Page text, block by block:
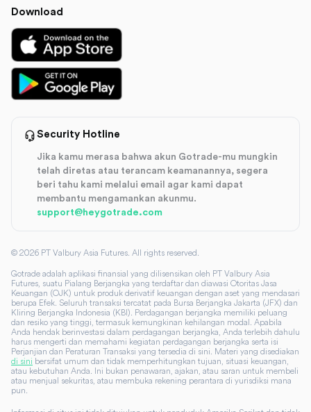
Download
Security Hotline
Jika kamu merasa bahwa akun Gotrade-mu mungkin
telah diretas atau terancam keamanannya, segera
beri tahu kami melalui email agar kami dapat
membantu mengamankan akunmu.
support@heygotrade.com
© 2026 PT Valbury Asia Futures. All rights reserved.
Gotrade adalah aplikasi finansial yang dilisensikan oleh PT Valbury Asia
Futures, suatu Pialang Berjangka yang terdaftar dan diawasi Otoritas Jasa
Keuangan (OJK) untuk produk derivatif keuangan dengan aset yang mendasari
berupa Efek. Seluruh transaksi tercatat pada Bursa Berjangka Jakarta (JFX) dan
Kliring Berjangka Indonesia (KBI). Perdagangan berjangka memiliki peluang
dan resiko yang tinggi, termasuk kemungkinan kehilangan modal. Apabila
Anda hendak berinvestasi dalam perdagangan berjangka, Anda terlebih dahulu
harus mengerti dan memahami kegiatan perdagangan berjangka serta isi
Perjanjian dan Peraturan Transaksi yang tersedia di sini. Materi yang disediakan
di sini bersifat umum dan tidak memperhitungkan tujuan, situasi keuangan,
atau kebutuhan Anda. Ini bukan penawaran, ajakan, atau saran untuk membeli
atau menjual sekuritas, atau membuka rekening perantara di yurisdiksi mana
pun.